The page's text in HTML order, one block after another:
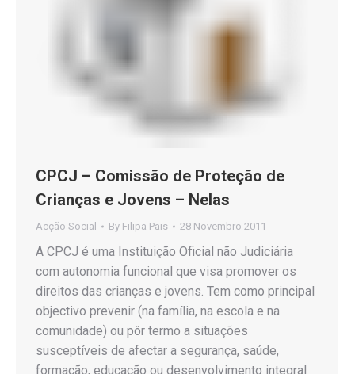
CPCJ – Comissão de Proteção de
Crianças e Jovens – Nelas
Acção Social By Filipa Pais 28 Novembro 2011
A CPCJ é uma Instituição Oficial não Judiciária
com autonomia funcional que visa promover os
direitos das crianças e jovens. Tem como principal
objectivo prevenir (na família, na escola e na
comunidade) ou pôr termo a situações
susceptíveis de afectar a segurança, saúde,
formação, educação ou desenvolvimento integral